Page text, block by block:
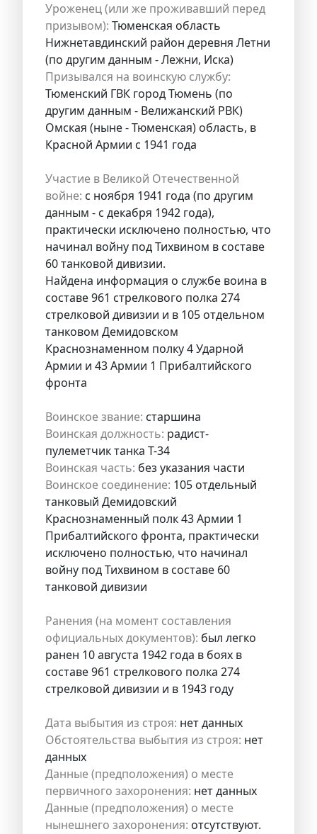
Уроженец (или же проживавший перед
призывом): Тюменская область
Нижнетавдинский район деревня Летни
(по другим данным - Лежни, Иска)
Призывался на воинскую службу:
Тюменский ГВК город Тюмень (по
другим данным - Велижанский РВК)
Омская (ныне - Тюменская) область, в
Красной Армии с 1941 года
Участие в Великой Отечественной
войне: с ноября 1941 года (по другим
данным - с декабря 1942 года),
практически исключено полностью, что
начинал войну под Тихвином в составе
60 танковой дивизии.
Найдена информация о службе воина в
составе 961 стрелкового полка 274
стрелковой дивизии и в 105 отдельном
танковом Демидовском
Краснознаменном полку 4 Ударной
Армии и 43 Армии 1 Прибалтийского
фронта
Воинское звание: старшина
Воинская должность: радист-
пулеметчик танка Т-34
Воинская часть: без указания части
Воинское соединение: 105 отдельный
танковый Демидовский
Краснознаменный полк 43 Армии 1
Прибалтийского фронта, практически
исключено полностью, что начинал
войну под Тихвином в составе 60
танковой дивизии
Ранения (на момент составления
официальных документов): был легко
ранен 10 августа 1942 года в боях в
составе 961 стрелкового полка 274
стрелковой дивизии и в 1943 году
Дата выбытия из строя: нет данных
Обстоятельства выбытия из строя: нет
данных
Данные (предположения) о месте
первичного захоронения: нет данных
Данные (предположения) о месте
нынешнего захоронения: отсутствуют.